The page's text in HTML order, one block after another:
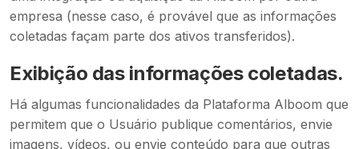
empresa (nesse caso, é provável que as informações
coletadas façam parte dos ativos transferidos).
Exibição das informações coletadas.
Há algumas funcionalidades da Plataforma Alboom que
permitem que o Usuário publique comentários, envie
imagens, vídeos, ou envie conteúdo para que outras